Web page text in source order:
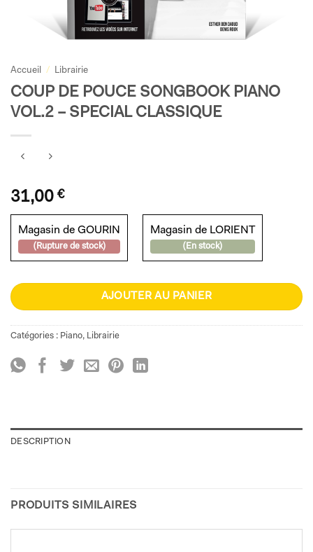
Accueil / Librairie
COUP DE POUCE SONGBOOK PIANO
VOL.2 – SPECIAL CLASSIQUE
31,00 €
Magasin de GOURIN
(Rupture de stock)
Magasin de LORIENT
(En stock)
AJOUTER AU PANIER
Catégories : Piano, Librairie
DESCRIPTION
PRODUITS SIMILAIRES